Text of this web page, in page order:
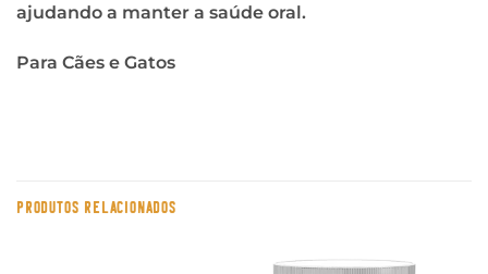
ajudando a manter a saúde oral.
Para Cães e Gatos
PRODUTOS RELACIONADOS